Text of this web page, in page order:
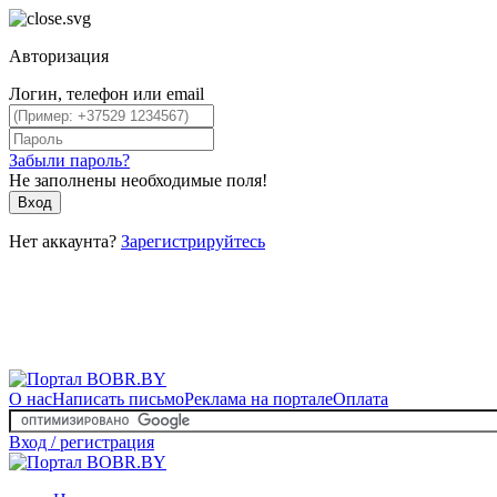
Авторизация
Логин, телефон или email
Забыли пароль?
Не заполнены необходимые поля!
Вход
Нет аккаунта? Зарегистрируйтесь
О насНаписать письмоРеклама на порталеОплата
Вход / регистрация